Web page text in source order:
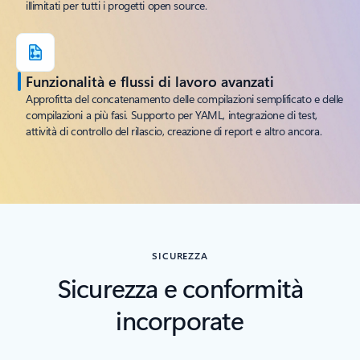
illimitati per tutti i progetti open source.
Funzionalità e flussi di lavoro avanzati
Approfitta del concatenamento delle compilazioni semplificato e delle
compilazioni a più fasi. Supporto per YAML, integrazione di test,
attività di controllo del rilascio, creazione di report e altro ancora.
SICUREZZA
Sicurezza e conformità
incorporate